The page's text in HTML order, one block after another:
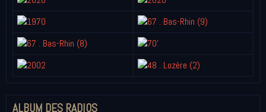
ALBUM DES RADIOS